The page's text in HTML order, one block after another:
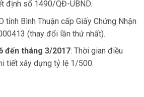
định số 1490/QĐ-UBND.
tỉnh Bình Thuận cấp Giấy Chứng Nhận
(thay đổi lần thứ nhất).
đến tháng 3/2017: Thời gian điều
tiết xây dựng tỷ lệ 1/500.